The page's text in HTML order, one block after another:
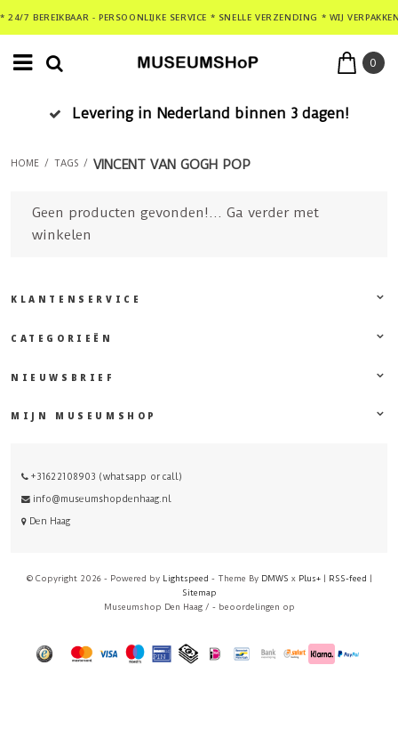
* 24/7 BEREIKBAAR - PERSOONLIJKE SERVICE * SNELLE VERZENDING * WIJ
0
Levering in Nederland binnen 3 dagen!
HOME / TAGS / VINCENT VAN GOGH POP
Geen producten gevonden!... Ga verder met
winkelen
KLANTENSERVICE
CATEGORIEËN
NIEUWSBRIEF
MIJN MUSEUMSHOP
+31622108903 (whatsapp or call)
info@museumshopdenhaag.nl
Den Haag
© Copyright 2026 - Powered by Lightspeed - Theme By DMWS x Plus+| RSS-feed |
Sitemap
Museumshop Den Haag / - beoordelingen op